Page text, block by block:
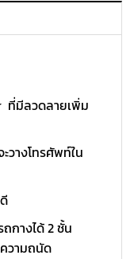
ที่มีลวดลายเพิ่ม
วางโทรศัพท์ใน
กางได้ 2 ชั้น
วามถนัด